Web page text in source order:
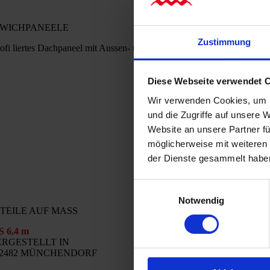
Zustimmung
Diese Webseite verwendet
Wir verwenden Cookies,
und die Zugriffe auf unsere
Website an unsere Partner
möglicherweise mit
der Dienste gesammelt
Notwendig
liertes Dachpaneel mit Aussen- und Innenschale aus
AUF MASS
6,4 m
IN
MÜNCHENDORF